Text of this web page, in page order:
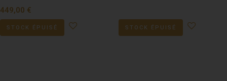
449,00 €
STOCK ÉPUISÉ STOCK ÉPUISÉ